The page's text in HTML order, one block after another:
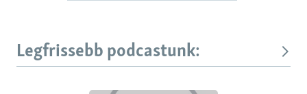
Legfrissebb podcastunk: